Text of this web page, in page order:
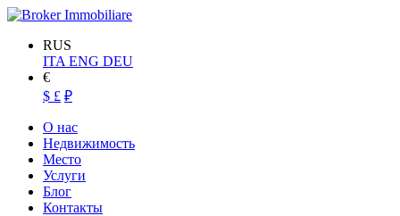
RUS
ITA ENG DEU
€
$ £ ₽
О нас
Недвижимость
Место
Услуги
Блог
Контакты